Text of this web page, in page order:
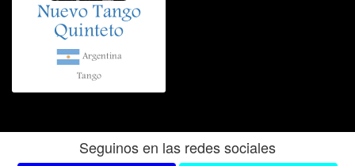
Nuevo Tango
Quinteto
Argentina
Tango
Seguinos en las redes sociales